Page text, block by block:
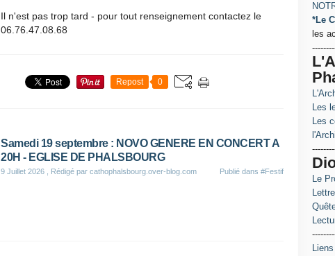
Il n'est pas trop tard - pour tout renseignement contactez le
06.76.47.08.68
Repost 0
Samedi 19 septembre : NOVO GENERE EN CONCERT A
20H - EGLISE DE PHALSBOURG
9 Juillet 2026 , Rédigé par cathophalsbourg.over-blog.com Publié dans #Festif
*Le
les
Les
Les
Le